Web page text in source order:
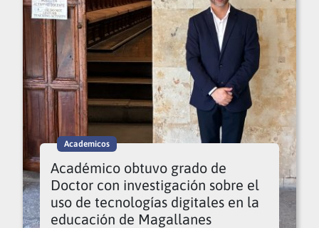
Academicos
Académico obtuvo grado de
Doctor con investigación sobre el
uso de tecnologías digitales en la
educación de Magallanes